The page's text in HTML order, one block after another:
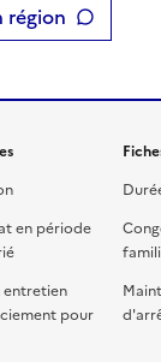
région
en période
entretien
pour